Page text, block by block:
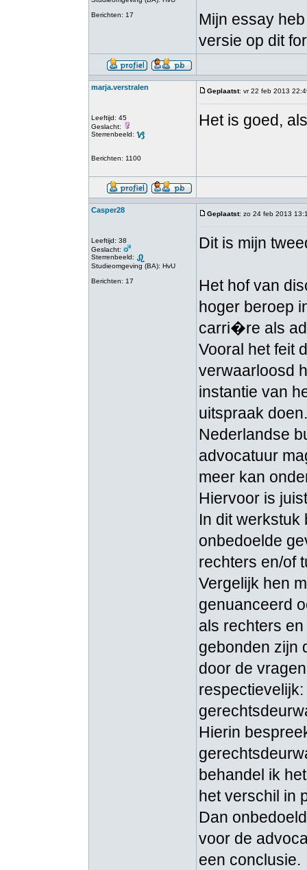
Berichten: 17
Mijn essay
versie op dit
marja.verstralen
Leeftijd: 45
Geslacht:
Sterrenbeeld:
Berichten: 1100
Geplaatst: vr 22 feb 2013
Het is goed,
Casper28
Leeftijd: 38
Geslacht:
Sterrenbeeld:
Studieomgeving (BA): HvU
Berichten: 17
Geplaatst: zo 24 feb 2013
Dit is mijn
Het hof van
hoger beroep
carri�re als
Vooral het feit
verwaarloosd
instantie van
uitspraak
Nederlandse
advocatuur
meer kan
Hiervoor is
In dit werkstuk
onbedoelde
rechters en/of
Vergelijk hen
genuanceerd
als rechters
gebonden zijn
door de
Hierin
behandel ik
het verschil in
Dan
voor de
een conclusie.